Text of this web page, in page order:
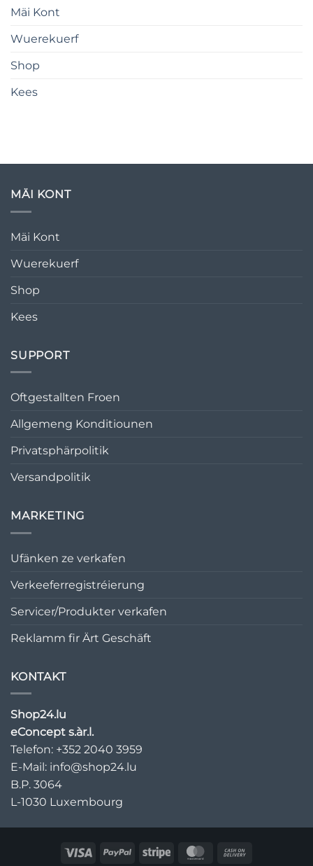
Mäi Kont
Wuerekuerf
Shop
Kees
MÄI KONT
Mäi Kont
Wuerekuerf
Shop
Kees
SUPPORT
Oftgestallten Froen
Allgemeng Konditiounen
Privatsphärpolitik
Versandpolitik
MARKETING
Ufänken ze verkafen
Verkeeferregistréierung
Servicer/Produkter verkafen
Reklamm fir Ärt Geschäft
KONTAKT
Shop24.lu
eConcept s.àr.l.
Telefon: +352 2040 3959
E-Mail: info@shop24.lu
B.P. 3064
L-1030 Luxembourg
Visa PayPal Stripe MasterCard